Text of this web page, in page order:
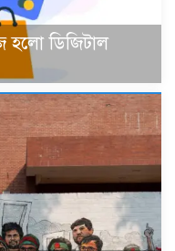
হলো ডিজিটাল